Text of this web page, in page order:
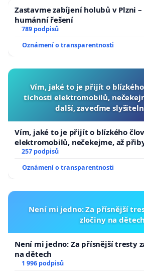
Zastavme zabíjení holubů v Plzni
humánní řešení
789 podpisů
Oznámení o transparentnosti
Vím, jaké to je přijít o
tichosti elektromobilů,
další, zaveďme
Vím, jaké to je přijít o blízkého
elektromobilů, nečekejme, až
zaveďme slyšitelná auta!
257 podpisů
Oznámení o transparentnosti
Není mi jedno: Za přísnější
zločiny na dětech
Není mi jedno: Za přísnější tresty
na dětech
1 996 podpisů